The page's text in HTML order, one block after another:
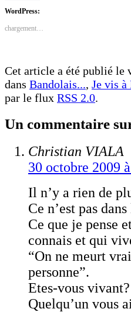
Facebook(ouvre
dans
une
fenêtre)
WordPress:
chargement…
Cet article a été publié le
dans Bandolais..., Je vis à
par le flux RSS 2.0.
Un commentaire
Christian VIALA
30 octobre 2009
Il n’y a rien de
Ce n’est pas
Ce que je pense
connais et qui
“On ne meurt
personne”.
Etes-vous vivant?
Quelqu’un vous